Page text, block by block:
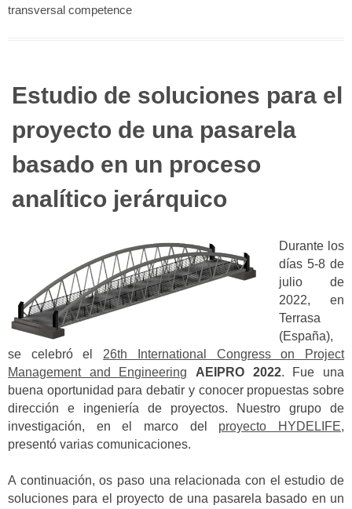
transversal competence
Estudio de soluciones para el
proyecto de una pasarela
basado en un proceso
analítico jerárquico
Durante los
días 5-8 de
julio de
2022, en
Terrasa
(España),
se celebró el 26th International Congress on Project
Management and Engineering
AEIPRO 2022. Fue una
buena oportunidad para debatir y conocer propuestas sobre
dirección e ingeniería de proyectos. Nuestro grupo de
investigación, en el marco del proyecto HYDELIFE,
presentó varias comunicaciones.
A continuación, os paso una relacionada con el estudio de
soluciones para el proyecto de una pasarela basado en un